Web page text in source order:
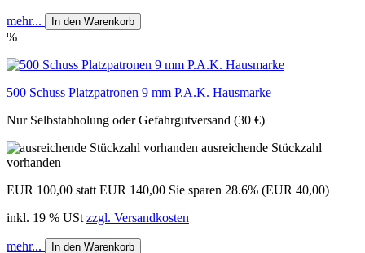
mehr... In den Warenkorb
%
500 Schuss Platzpatronen 9 mm P.A.K. Hausmarke
Nur Selbstabholung oder Gefahrgutversand (30 €)
ausreichende Stückzahl
vorhanden
EUR 100,00 statt EUR 140,00 Sie sparen 28.6% (EUR 40,00)
inkl. 19 % USt zzgl. Versandkosten
mehr... In den Warenkorb